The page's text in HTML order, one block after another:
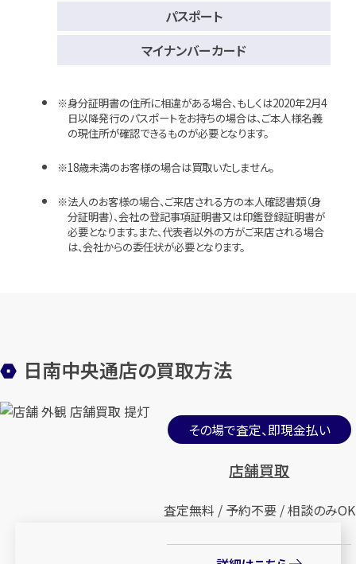
パスポート
マイナンバーカード
身分証明書の住所に相違がある場合、もしくは2020年2月4
日以降発行のパスポートをお持ちの場合は、ご本人様名義
の現住所が確認できるものが必要となります。
18歳未満のお客様の場合は買取いたしません。
法人のお客様の場合、ご来店される方の本人確認書類（身
分証明書）、会社の登記事項証明書又は印鑑登録証明書が
必要となります。また、代表者以外の方がご来店される場合
は、会社からの委任状が必要となります。
日南中央通店の買取方法
その場で査定、即現金払い
店舗買取
査定無料 / 予約不要 / 相談のみOK